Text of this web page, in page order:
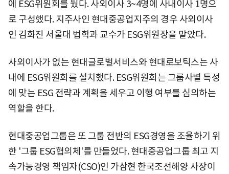
에 ESG위원회를 뒀다. 사외이사 3~4명에 사내이사 1명으
로 구성했다. 지주사인 현대중공업지주의 경우 사외이사
인 김화진 서울대 법학과 교수가 ESG위원장을 맡았다.
사외이사가 없는 현대글로벌서비스와 현대로보틱스는 사
내에 ESG위원회를 설치했다. ESG위원회는 그룹사별 특성
에 맞는 ESG 전략과 계획을 세우고 이행 여부를 심의하는
역할을 한다.
현대중공업그룹은 또 그룹 전반의 ESG경영을 조율하기 위
한 '그룹 ESG협의체'를 만들었다. 현대중공업그룹 최고 지
속가능경영 책임자(CSO)인 가삼현 한국조선해양 사장이